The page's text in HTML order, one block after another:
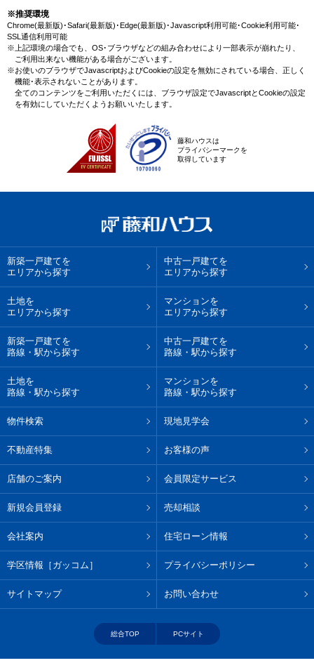
ございます。藤和ハウスで理想の土地・マイホームを見つけませんか？
※推奨環境
Chrome(最新版)･Safari(最新版)･Edge(最新版)･Javascript利用可能･Cookie利用可能･
SSL通信利用可能
※上記環境の場合でも、OS･ブラウザなどの組み合わせにより一部表示が崩れたり、
ご利用出来ない機能がある場合がございます。
※お使いのブラウザでJavascriptおよびCookieの設定を無効にされている場合、正しく
機能･表示されないことがあります。
全てのコンテンツをご利用いただくには、ブラウザ設定でJavascriptとCookieの設定
を有効にしていただくようお願いいたします。
藤和ハウスは
プライバシーマークを
取得しています
新築一戸建てを
エリアから探す
中古一戸建てを
エリアから探す
土地を
エリアから探す
マンションを
エリアから探す
新築一戸建てを
路線・駅から探す
中古一戸建てを
路線・駅から探す
土地を
路線・駅から探す
マンションを
路線・駅から探す
物件検索 現地見学会
不動産特集 お客様の声
店舗のご案内 会員限定サービス
新規会員登録 売却相談
会社案内 住宅ローン情報
学区情報［ガッコム］ プライバシーポリシー
サイトマップ お問い合わせ
総合TOP PCサイト